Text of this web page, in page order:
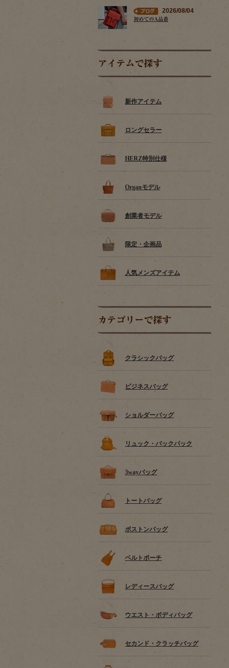
2026/08/04
初めてのA品番
アイテムで探す
新作アイテム
ロングセラー
HERZ特別仕様
Organモデル
創業者モデル
限定・企画品
人気メンズアイテム
カテゴリーで探す
クラシックバッグ
ビジネスバッグ
ショルダーバッグ
リュック・バックパック
3wayバッグ
トートバッグ
ボストンバッグ
ベルトポーチ
レディースバッグ
ウエスト・ボディバッグ
セカンド・クラッチバッグ